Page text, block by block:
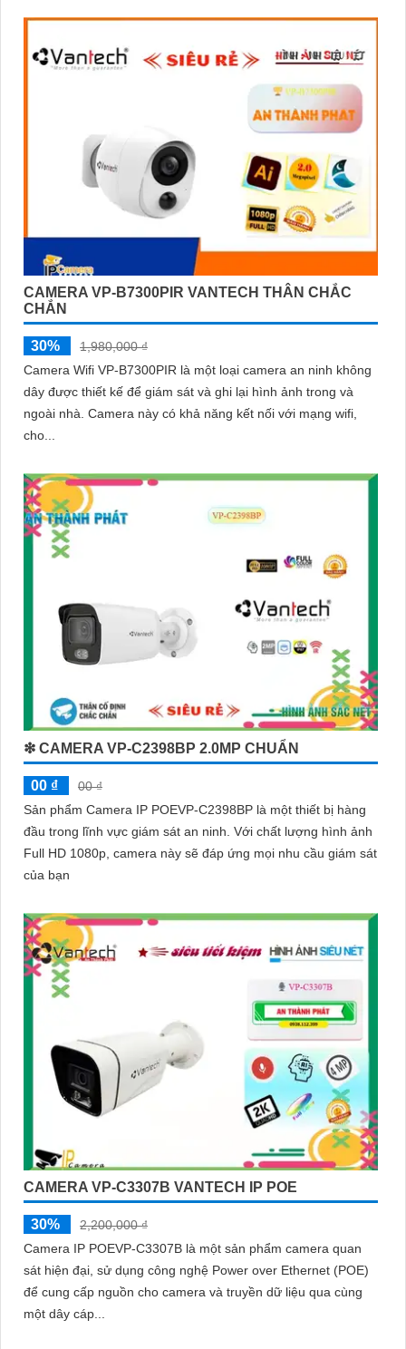
CAMERA VP-B7300PIR VANTECH THÂN CHẮC
CHẮN
30%
1,980,000 ₫
Camera Wifi VP-B7300PIR là một loại camera an ninh không
dây được thiết kế để giám sát và ghi lại hình ảnh trong và
ngoài nhà. Camera này có khả năng kết nối với mạng wifi,
cho...
❇ CAMERA VP-C2398BP 2.0MP CHUẨN
00 ₫
00 ₫
Sản phẩm Camera IP POEVP-C2398BP là một thiết bị hàng
đầu trong lĩnh vực giám sát an ninh. Với chất lượng hình ảnh
Full HD 1080p, camera này sẽ đáp ứng mọi nhu cầu giám sát
của bạn
CAMERA VP-C3307B VANTECH IP POE
30%
2,200,000 ₫
Camera IP POEVP-C3307B là một sản phẩm camera quan
sát hiện đại, sử dụng công nghệ Power over Ethernet (POE)
để cung cấp nguồn cho camera và truyền dữ liệu qua cùng
một dây cáp...